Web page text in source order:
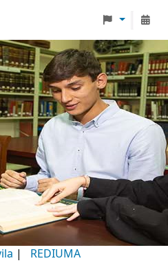
Monteávila
| REDIUMA